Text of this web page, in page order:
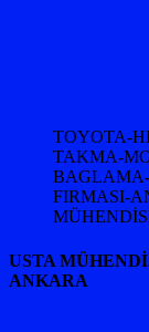
TOYOTA-
TAKMA-
FIRMASI-
USTA
ANKARA